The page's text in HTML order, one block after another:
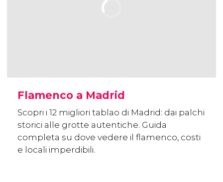
Flamenco a Madrid
Scopri i 12 migliori tablao di Madrid: dai palchi
storici alle grotte autentiche. Guida
completa su dove vedere il flamenco, costi
e locali imperdibili.